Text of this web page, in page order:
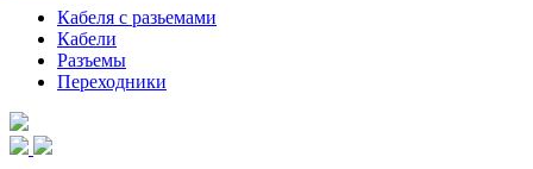
Кабеля с разьемами
Кабели
Разъемы
Переходники